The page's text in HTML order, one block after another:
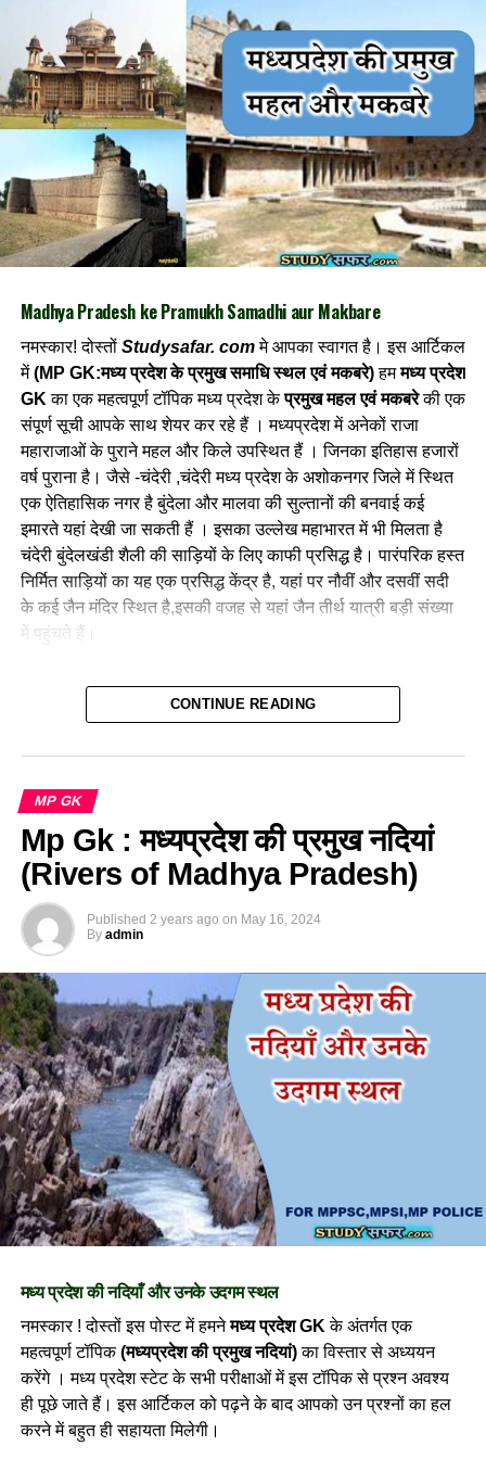
Madhya Pradesh ke Pramukh Samadhi aur Makbare
नमस्कार! दोस्तों Studysafar. comमे आपका स्वागत है। इस आर्टिकल
में(MP GK:मध्य प्रदेश के प्रमुख समाधि स्थल एवं मकबरे)हममध्य प्रदेश
GK का एक महत्वपूर्ण टॉपिक मध्य प्रदेश केप्रमुख महल एवं मकबरेकी एक
संपूर्ण सूची आपके साथ शेयर कर रहे हैं । मध्यप्रदेश में अनेकों राजा
महाराजाओं के पुराने महल और किले उपस्थित हैं । जिनका इतिहास हजारों
वर्ष पुराना है। जैसे -चंदेरी ,चंदेरी मध्य प्रदेश के अशोकनगर जिले में स्थित
एक ऐतिहासिक नगर है बुंदेला और मालवा की सुल्तानों की बनवाई कई
इमारते यहां देखी जा सकती हैं । इसका उल्लेख महाभारत में भी मिलता है
चंदेरी बुंदेलखंडी शैली की साड़ियों के लिए काफी प्रसिद्ध है। पारंपरिक हस्त
निर्मित साड़ियों का यह एक प्रसिद्ध केंद्र है, यहां पर नौवीं और दसवीं सदी
के कई जैन मंदिर स्थित है,इसकी वजह से यहां जैन तीर्थ यात्री बड़ी संख्या
में पहुंचते हैं।
Download Madhya Pradesh Current Affairs E-Book –
मध्यप्रदेश की प्रमुख महल और मकबर
(pramukh samadhi aur makbare in
mp)
क्रमांक
1.
महारानी सांख्य राजे सिंधिया की समाधि
2
पीर बुधान का मकबरा
शिवपुरी
3.
तात्या टोपे की समाधि
शिवपुरी
4.
माधवराव सिंधिया की समाधि
शिवपुरी
5.
तानसेन का मकबरा
ग्वालियर
6.
मोहम्मद गौस का मकबरा
7.
रानी लक्ष्मी बाई की समाधि
8.
झलकारी बाई की समाधि
9.
अब्दुल्लाह शाह चंगेज का मकबरा
मांडू( धार)
11.
रानी अवंती बाई की समाधि
12.
रानी गिरधारी बाई की समाधि
मंडला
13.
मुमताज महल की कब्र
बुरहानपुर
14.
दौलत का लोदी का मकबरा
बुरहानपुर
15.
नवाब सिद्दीकी हसन खां का मकबरा
CONTINUE READING
MP GK
Mp Gk : मध्यप्रदेश की प्रमुख नदियां
(Rivers of Madhya Pradesh)
Published 2 years ago on May 16, 2024
By admin
मध्य प्रदेश की नदियाँ और उनके उदगम स्थल
नमस्कार ! दोस्तों इस पोस्ट में हमनेमध्य प्रदेश GK के अंतर्गत एक
महत्वपूर्ण टॉपिक(मध्यप्रदेश की प्रमुख नदियां)का विस्तार से अध्ययन
करेंगे । मध्य प्रदेश स्टेट के सभी परीक्षाओं में इस टॉपिक से प्रश्न अवश्य
ही पूछे जाते हैं। इस आर्टिकल को पढ़ने के बाद आपको उन प्रश्नों का हल
करने में बहुत ही सहायता मिलेगी।